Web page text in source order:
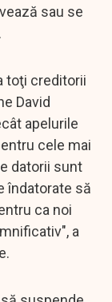
sau se
toţi creditorii
David
apelurile
cele mai
datorii sunt
îndatorate să
ca noi
a